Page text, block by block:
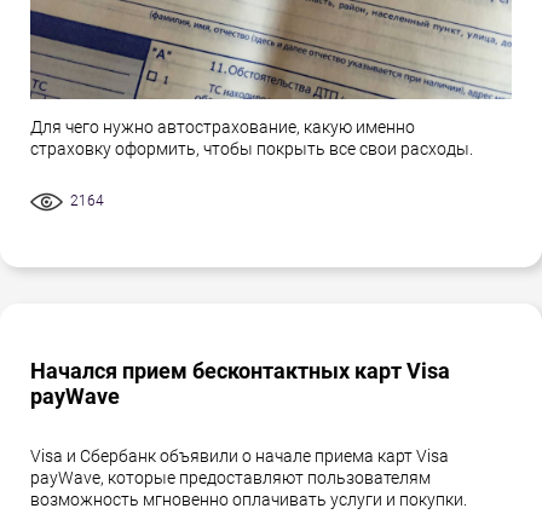
Для чего нужно автострахование, какую именно
страховку оформить, чтобы покрыть все свои расходы.
2164
Начался прием бесконтактных карт Visa
payWave
Visa и Сбербанк объявили о начале приема карт Visa
payWave, которые предоставляют пользователям
возможность мгновенно оплачивать услуги и покупки.